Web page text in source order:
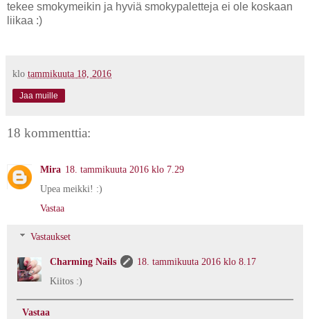
tekee smokymeikin ja hyviä smokypaletteja ei ole koskaan
liikaa :)
klo tammikuuta 18, 2016
Jaa muille
18 kommenttia:
Mira 18. tammikuuta 2016 klo 7.29
Upea meikki! :)
Vastaa
Vastaukset
Charming Nails
18. tammikuuta 2016 klo 8.17
Kiitos :)
Vastaa